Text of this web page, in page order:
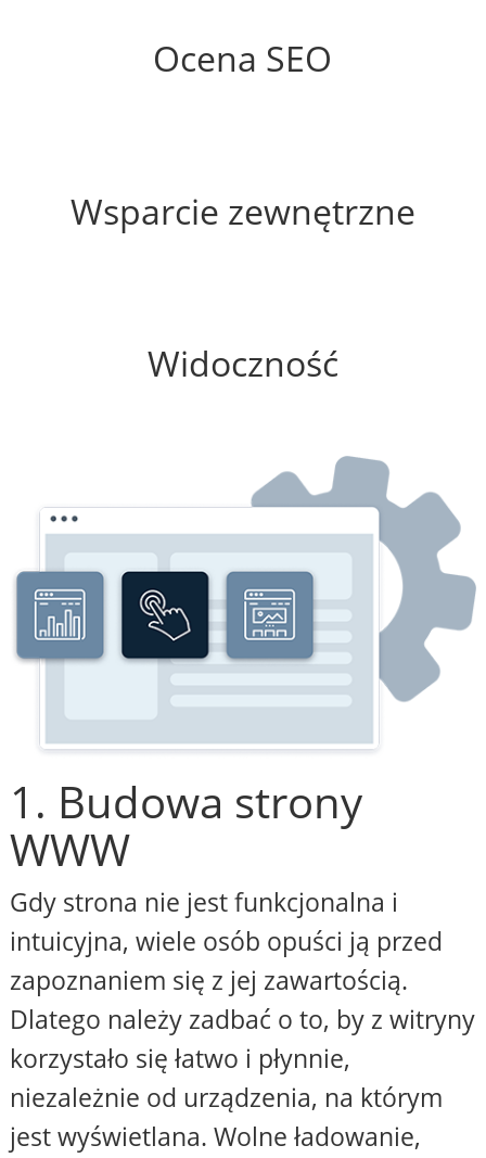
Ocena SEO
Wsparcie zewnętrzne
Widoczność
1. Budowa strony
WWW
Gdy strona nie jest funkcjonalna i
intuicyjna, wiele osób opuści ją przed
zapoznaniem się z jej zawartością.
Dlatego należy zadbać o to, by z witryny
korzystało się łatwo i płynnie,
niezależnie od urządzenia, na którym
jest wyświetlana. Wolne ładowanie,